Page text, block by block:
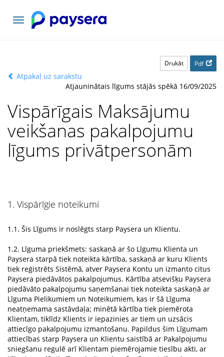
Pārslēgt
navigāciju
Drukāt Pdf
Atpakaļ uz sarakstu
Atjauninātais līgums stājās spēkā 16/09/2025
Vispārīgais Maksājumu
veikšanas pakalpojumu
līgums privātpersonām
1. Vispārīgie noteikumi
1.1. Šis Līgums ir noslēgts starp Paysera un Klientu.
1.2. Līguma priekšmets: saskaņā ar šo Līgumu Klienta un
Paysera starpā tiek noteikta kārtība, saskaņā ar kuru Klients
tiek reģistrēts Sistēmā, atver Paysera Kontu un izmanto citus
Paysera piedāvātos pakalpojumus. Kārtība atsevišķu Paysera
piedāvāto pakalpojumu saņemšanai tiek noteikta saskaņā ar
Līguma Pielikumiem un Noteikumiem, kas ir šā Līguma
neatņemama sastāvdaļa; minētā kārtība tiek piemērota
Klientam, tiklīdz Klients ir iepazinies ar tiem un uzsācis
attiecīgo pakalpojumu izmantošanu. Papildus šim Līgumam
attiecības starp Paysera un Klientu saistībā ar Pakalpojumu
sniegšanu regulē arī Klientam piemērojamie tiesību akti, ar